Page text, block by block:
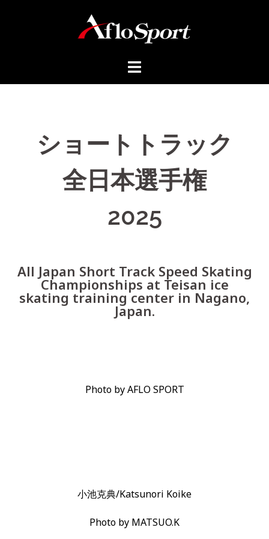
ショートトラック
全日本選手権
2025
All Japan Short Track Speed Skating
Championships at Teisan ice
skating training center in Nagano,
Japan.
Photo by AFLO SPORT
小池克典/Katsunori Koike
Photo by MATSUO.K